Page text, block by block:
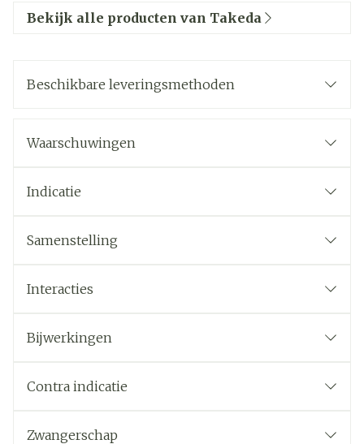
Bekijk alle producten van Takeda
Beschikbare leveringsmethoden
Waarschuwingen
Indicatie
Samenstelling
Interacties
Bijwerkingen
Contra indicatie
Zwangerschap